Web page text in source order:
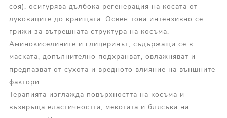
соя), осигурява дълбока регенерация на косата от
луковиците до краищата. Освен това интензивно се
грижи за вътрешната структура на косъма.
Аминокиселините и глицеринът, съдържащи се в
маската, допълнително подхранват, овлажняват и
предпазват от сухота и вредното влияние на външните
фактори.
Терапията изглажда повърхността на косъма и
възвръща еластичността, мекотата и блясъка на